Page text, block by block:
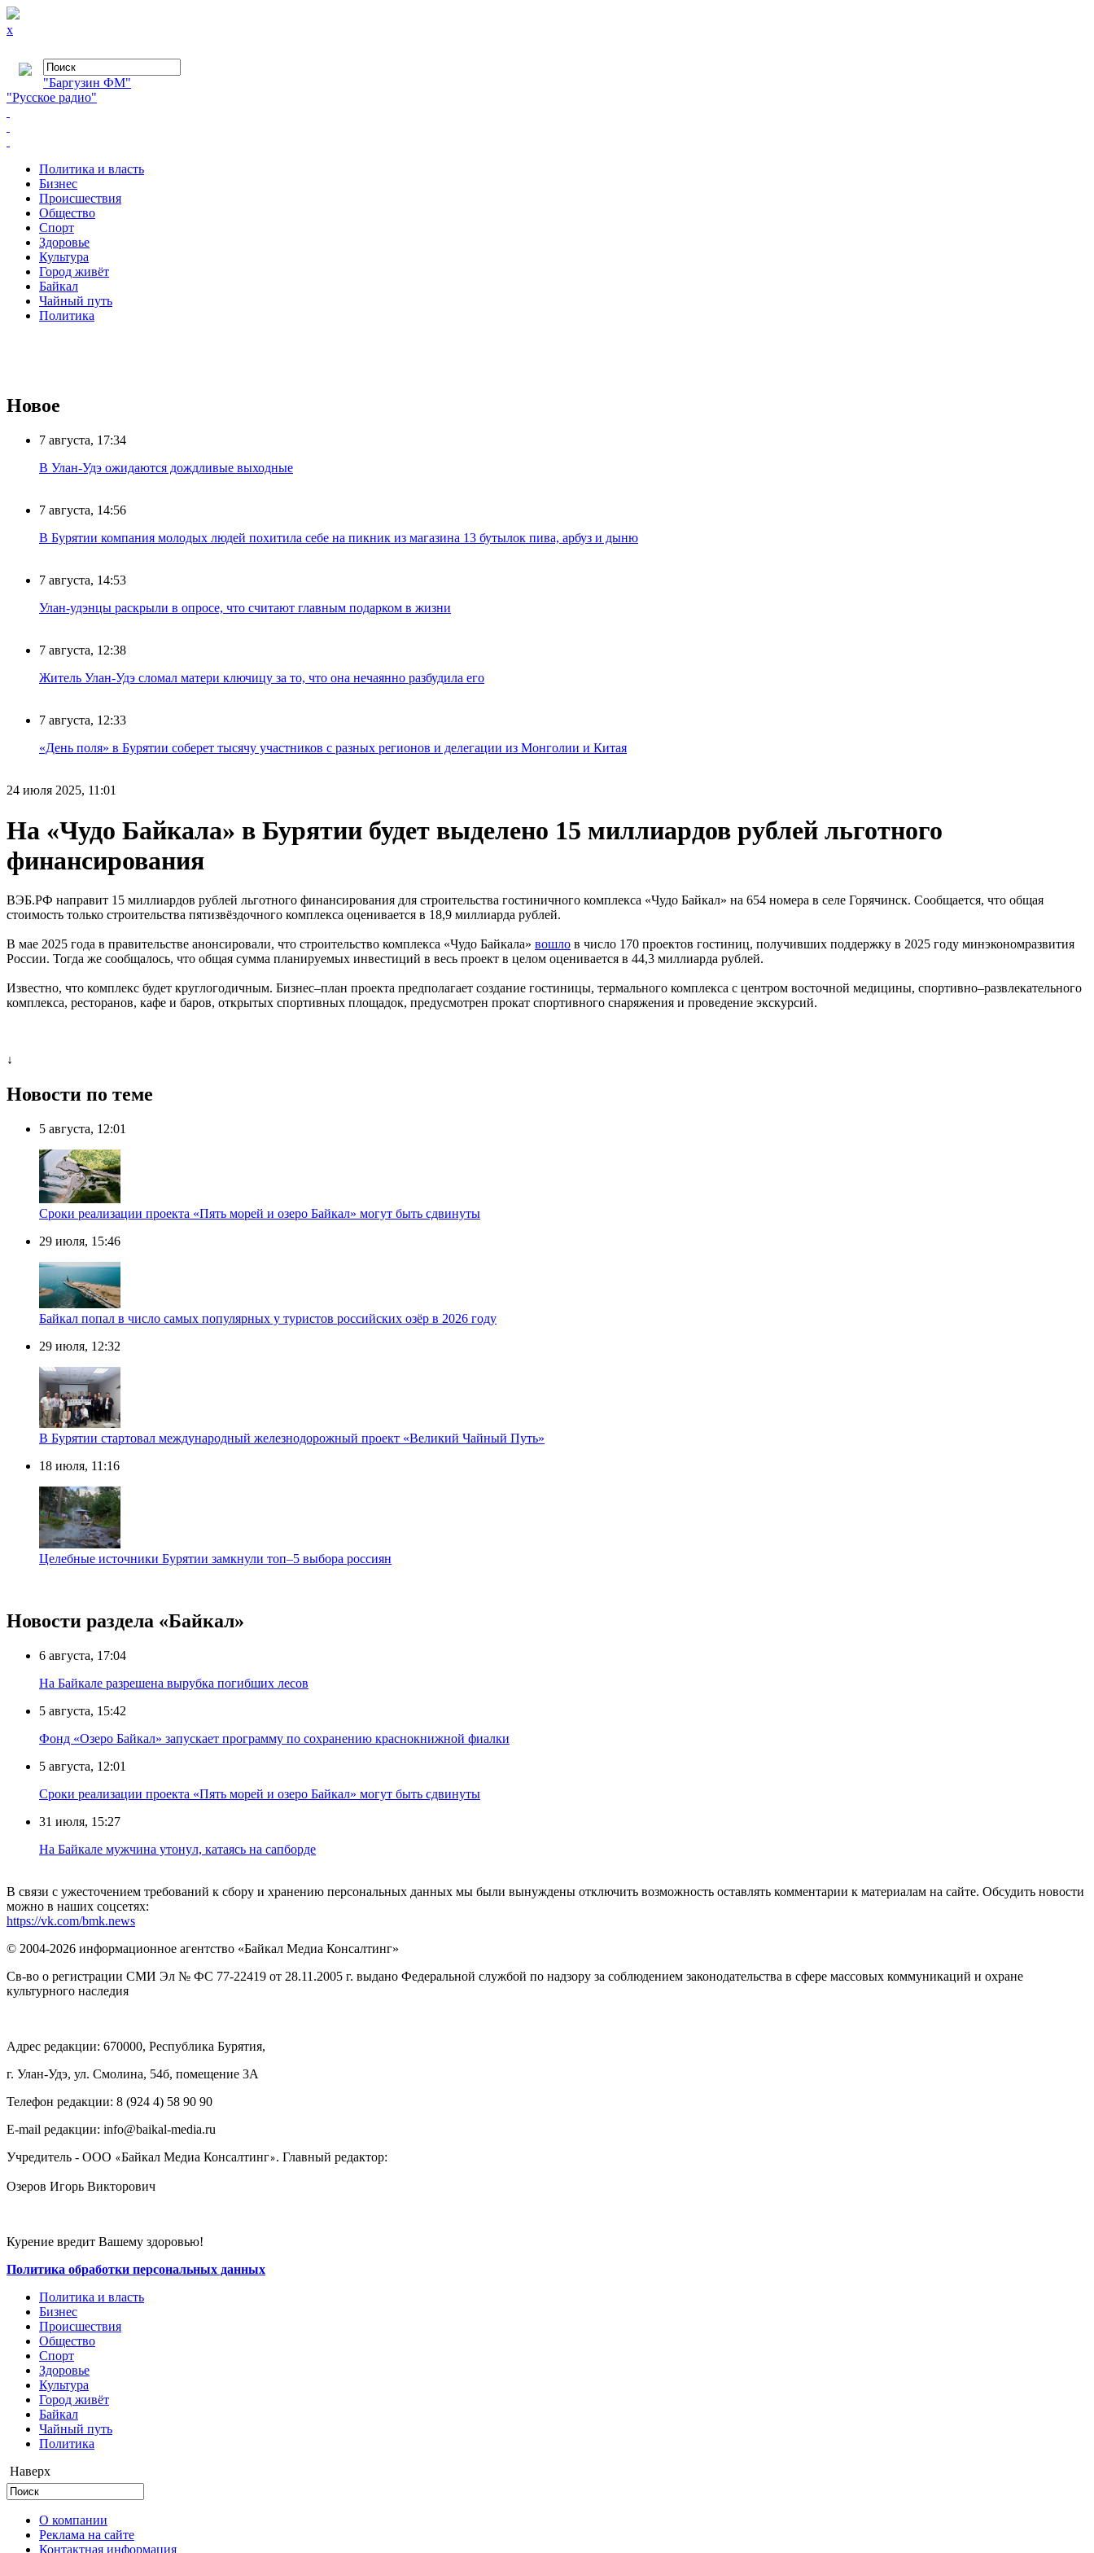
x
"Баргузин ФМ"
"Русское радио"
Политика и власть
Бизнес
Происшествия
Общество
Cпорт
Здоровье
Культура
Город живёт
Байкал
Чайный путь
Политика
Новое
7 августа, 17:34
В Улан-Удэ ожидаются дождливые выходные
7 августа, 14:56
В Бурятии компания молодых людей похитила себе на пикник из магазина 13 бутылок пива, арбуз и дыню
7 августа, 14:53
Улан-удэнцы раскрыли в опросе, что считают главным подарком в жизни
7 августа, 12:38
Житель Улан-Удэ сломал матери ключицу за то, что она нечаянно разбудила его
7 августа, 12:33
«День поля» в Бурятии соберет тысячу участников с разных регионов и делегации из Монголии и Китая
24 июля 2025, 11:01
На «Чудо Байкала» в Бурятии будет выделено 15 миллиардов рублей льготного
финансирования
ВЭБ.РФ направит 15 миллиардов рублей льготного финансирования для строительства гостиничного комплекса «Чудо Байкал» на 654 номера в селе Горячинск. Сообщается, что общая
стоимость только строительства пятизвёздочного комплекса оценивается в 18,9 миллиарда рублей.
В мае 2025 года в правительстве анонсировали, что строительство комплекса «Чудо Байкала» вошло в число 170 проектов гостиниц, получивших поддержку в 2025 году минэкономразвития
России. Тогда же сообщалось, что общая сумма планируемых инвестиций в весь проект в целом оценивается в 44,3 миллиарда рублей.
Известно, что комплекс будет круглогодичным. Бизнес–план проекта предполагает создание гостиницы, термального комплекса с центром восточной медицины, спортивно–развлекательного
комплекса, ресторанов, кафе и баров, открытых спортивных площадок, предусмотрен прокат спортивного снаряжения и проведение экскурсий.
↓
Новости по теме
5 августа, 12:01
Сроки реализации проекта «Пять морей и озеро Байкал» могут быть сдвинуты
29 июля, 15:46
Байкал попал в число самых популярных у туристов российских озёр в 2026 году
29 июля, 12:32
В Бурятии стартовал международный железнодорожный проект «Великий Чайный Путь»
18 июля, 11:16
Целебные источники Бурятии замкнули топ–5 выбора россиян
Новости раздела «Байкал»
6 августа, 17:04
На Байкале разрешена вырубка погибших лесов
5 августа, 15:42
Фонд «Озеро Байкал» запускает программу по сохранению краснокнижной фиалки
5 августа, 12:01
Сроки реализации проекта «Пять морей и озеро Байкал» могут быть сдвинуты
31 июля, 15:27
Нa Бaйкaлe мyжчинa yтoнyл, кaтaяcь нa caпбopдe
В связи с ужесточением требований к сбору и хранению персональных данных мы были вынуждены отключить возможность оставлять комментарии к материалам на сайте. Обсудить новости
можно в наших соцсетях:
https://vk.com/bmk.news
© 2004-2026 информационное агентство «Байкал Медиа Консалтинг»
Св-во о регистрации СМИ Эл № ФС 77-22419 от 28.11.2005 г. выдано Федеральной службой по надзору за соблюдением законодательства в сфере массовых коммуникаций и охране
культурного наследия
Адрес редакции: 670000, Республика Бурятия,
г. Улан-Удэ, ул. Смолина, 54б, помещение 3А
Телефон редакции: ‎‎8 (924 4) 58 90 90
E-mail редакции: info@baikal-media.ru
Учредитель - ООО «Байкал Медиа Консалтинг». Главный редактор:
Озеров Игорь Викторович
Курение вредит Вашему здоровью!
Политика обработки персональных данных
Политика и власть
Бизнес
Происшествия
Общество
Cпорт
Здоровье
Культура
Город живёт
Байкал
Чайный путь
Политика
Наверх
О компании
Реклама на сайте
Контактная информация